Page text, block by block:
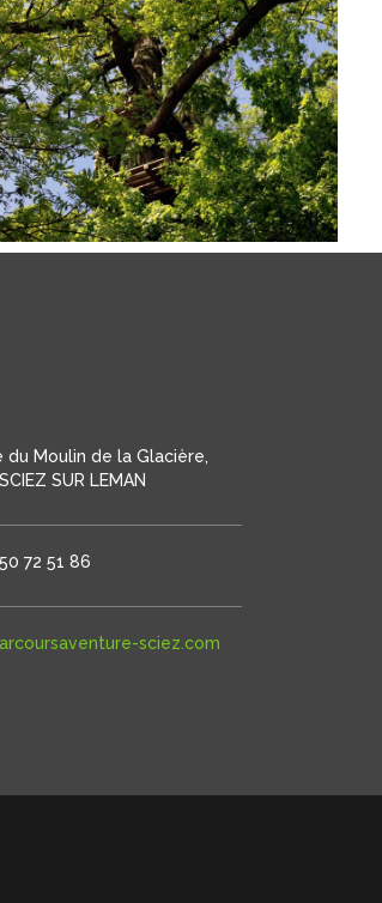
du Moulin de la Glacière,
SUR LEMAN
72 51 86
sciez.com